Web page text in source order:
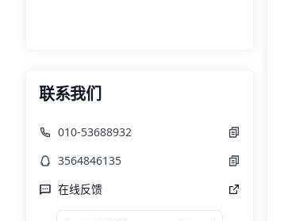
联系我们
010-53688932
3564846135
在线反馈